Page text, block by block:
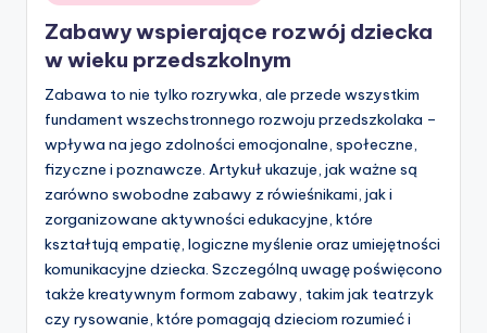
in
Zabawy wspierające rozwój dziecka
w wieku przedszkolnym
Zabawa to nie tylko rozrywka, ale przede wszystkim
fundament wszechstronnego rozwoju przedszkolaka –
wpływa na jego zdolności emocjonalne, społeczne,
fizyczne i poznawcze. Artykuł ukazuje, jak ważne są
zarówno swobodne zabawy z rówieśnikami, jak i
zorganizowane aktywności edukacyjne, które
kształtują empatię, logiczne myślenie oraz umiejętności
komunikacyjne dziecka. Szczególną uwagę poświęcono
także kreatywnym formom zabawy, takim jak teatrzyk
czy rysowanie, które pomagają dzieciom rozumieć i